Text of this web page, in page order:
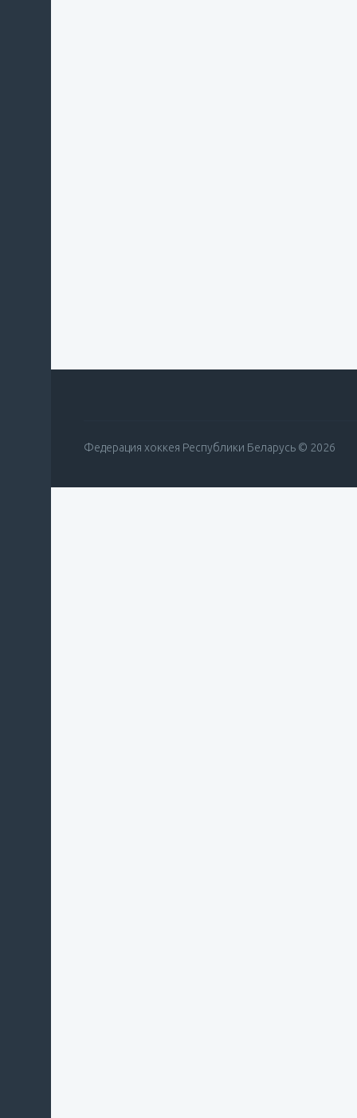
Федерация хоккея Республики Беларусь © 2026